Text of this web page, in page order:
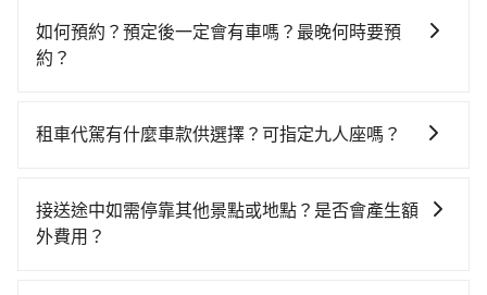
$115~205承租小轎車，每公里再額外加收$3.2，從茶緣
觀舍到阿里山賓館的花費預估為$1,100~1,700（金額差
外的汽車保險與可能的罰單都需自付。再者，和運的
是沒有較大的七人座或九人座可供選擇，而且無人租車
最令人詬病的就是車況，打開車門才發現仍有上一組乘
灣大車隊。依照里程跳錶計算，價格約為1,175~1,400元
間。不過嘉義縣僅有合法計程車約330輛，計程車密度為
計費，約有47%會採現場議價，建議最好先上網預約，
機不跳錶計費的風險，如你們人數在五人以上，分坐兩
台計程車就不太方便，反而能事先預約且品質穩定的
如何預約？預定後一定會有車嗎？最晚何時要預
約？
可直接線上輸入上下車地點或地址，三秒內即可查到真
及電子郵件確認信，如此就完成預約了，而司機與車輛
的詳細資料，將於乘車前一晚八點透過SMS和EMAIL提
租車代駕有什麼車款供選擇？可指定九人座嗎？
型車為主，車款品牌以豐田Toyota、福特Ford、福斯
VW為主，其中也有少量進口車像凌志Lexus、特斯拉
接送途中如需停靠其他景點或地點？是否會產生額
外費用？